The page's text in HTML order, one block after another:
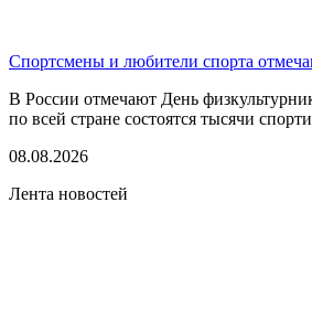
Спортсмены и любители спорта
В России отмечают День
по всей стране состоятся тысячи
08.08.2026
Лента новостей